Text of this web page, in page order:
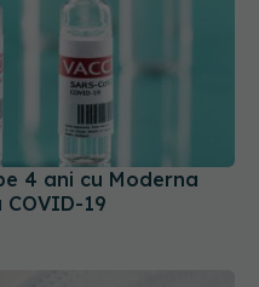
4 ani cu Moderna
19